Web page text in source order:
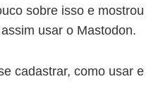
sobre isso e mostrou
usar o Mastodon.
cadastrar, como usar e